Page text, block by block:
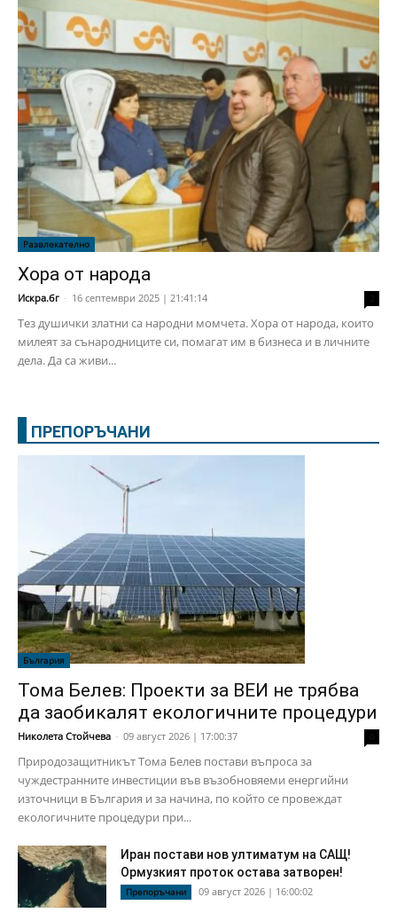
Развлекателно
Хора от народа
Искра.бг - 16 септември 2025 | 21:41:14
Тез душички златни са народни момчета. Хора от народа, които
милеят за сънародниците си, помагат им в бизнеса и в личните
дела. Да са живи...
ПРЕПОРЪЧАНИ
България
Тома Белев: Проекти за ВЕИ не трябва
да заобикалят екологичните процедури
Николета Стойчева - 09 август 2026 | 17:00:37
Природозащитникът Тома Белев постави въпроса за
чуждестранните инвестиции във възобновяеми енергийни
източници в България и за начина, по който се провеждат
екологичните процедури при...
Иран постави нов ултиматум на САЩ!
Ормузкият проток остава затворен!
Препоръчани 09 август 2026 | 16:00:02